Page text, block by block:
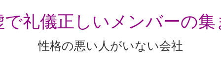
で礼儀正しいメンバーの集
性格の悪い人がいない会社